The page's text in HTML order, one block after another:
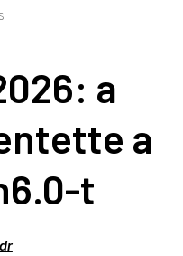
a
a
t